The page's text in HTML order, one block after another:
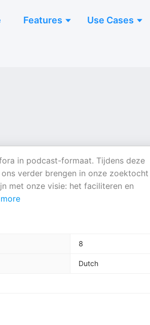
Features Use Cases
in podcast-formaat. Tijdens deze
verder brengen in onze zoektocht
met onze visie: het faciliteren en
more
8
Dutch